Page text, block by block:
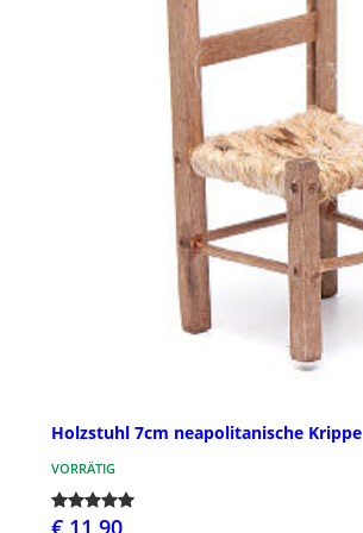
Holzstuhl 7cm neapolitanische Krippe
VORRÄTIG
€ 11,90